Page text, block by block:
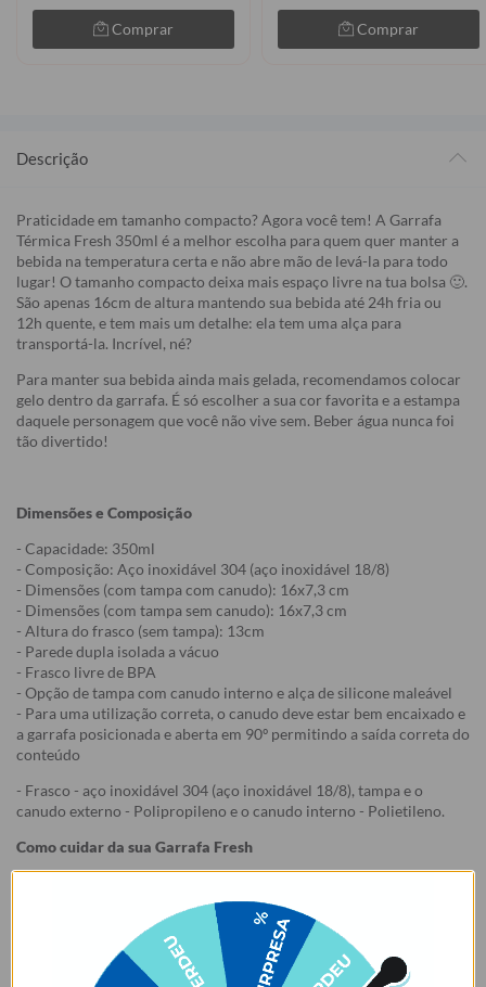
Comprar Comprar
Descrição
Praticidade em tamanho compacto? Agora você tem! A Garrafa
Térmica Fresh 350ml é a melhor escolha para quem quer manter a
bebida na temperatura certa e não abre mão de levá-la para todo
lugar! O tamanho compacto deixa mais espaço livre na tua bolsa 🙂.
São apenas 16cm de altura mantendo sua bebida até 24h fria ou
12h quente, e tem mais um detalhe: ela tem uma alça para
transportá-la. Incrível, né?
Para manter sua bebida ainda mais gelada, recomendamos colocar
gelo dentro da garrafa. É só escolher a sua cor favorita e a estampa
daquele personagem que você não vive sem. Beber água nunca foi
tão divertido!
Dimensões e Composição
- Capacidade: 350ml
- Composição: Aço inoxidável 304 (aço inoxidável 18/8)
- Dimensões (com tampa com canudo): 16x7,3 cm
- Dimensões (com tampa sem canudo): 16x7,3 cm
- Altura do frasco (sem tampa): 13cm
- Parede dupla isolada a vácuo
- Frasco livre de BPA
- Opção de tampa com canudo interno e alça de silicone maleável
- Para uma utilização correta, o canudo deve estar bem encaixado e
a garrafa posicionada e aberta em 90º permitindo a saída correta do
conteúdo
- Frasco - aço inoxidável 304 (aço inoxidável 18/8), tampa e o
canudo externo - Polipropileno e o canudo interno - Polietileno.
Como cuidar da sua Garrafa Fresh
2. Não colocar o produto na geladeira ou no congelador, isso pode
danificá-lo. Recomenda-se pré-aquecer ou pré-resfriar a garrafa
com água antes de colocar o conteúdo, para mais tempo de